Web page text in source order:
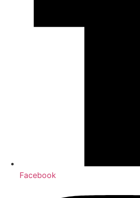
Facebook